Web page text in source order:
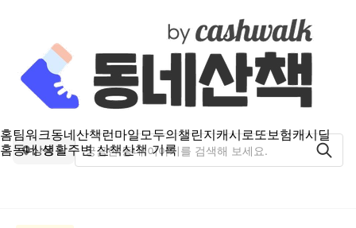
홈팀워크동네산책런마일모두의챌린지캐시로또보험캐시딜
홈동네 생활주변 산책산책 기록
상동